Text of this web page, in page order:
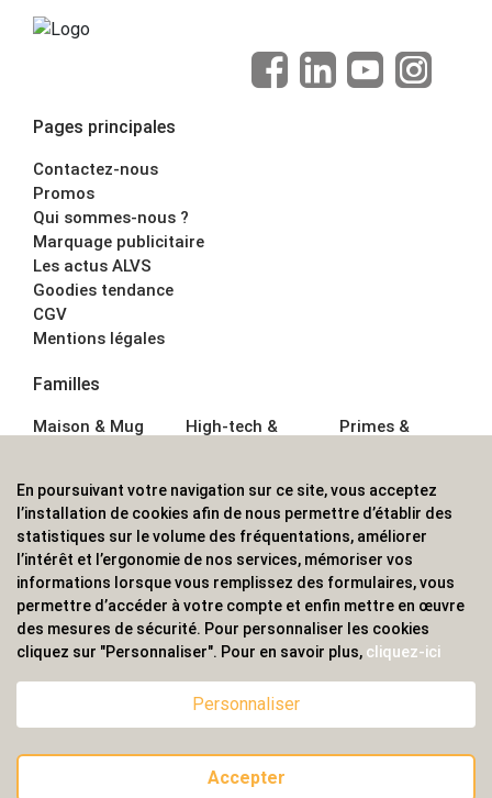
Pages principales
Contactez-nous
Promos
Qui sommes-nous ?
Marquage publicitaire
Les actus ALVS
Goodies tendance
CGV
Mentions légales
Familles
Maison & Mug
Écriture
Bagagerie sacs
High-tech &
Sport &
Outdoor
Enfant
Primes &
Boisson
Textile &
Casquette
Accessoires de
bureau
ALVS, fournisseur d'objets publicitaires, pour les
professionnels. Une implantation nationale, une
couverture internationale.
© 2020 ALVS
En poursuivant votre navigation sur ce site, vous acceptez
l’installation de cookies afin de nous permettre d’établir des
statistiques sur le volume des fréquentations, améliorer
l’intérêt et l’ergonomie de nos services, mémoriser vos
informations lorsque vous remplissez des formulaires, vous
permettre d’accéder à votre compte et enfin mettre en œuvre
des mesures de sécurité. Pour personnaliser les cookies
cliquez sur "Personnaliser". Pour en savoir plus, cliquez-ici
Personnaliser
Accepter